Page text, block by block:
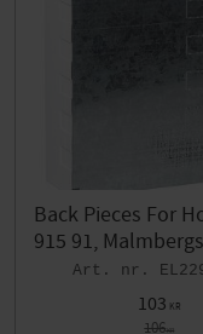
Back Pieces For
915 91,
103 KR
106KR